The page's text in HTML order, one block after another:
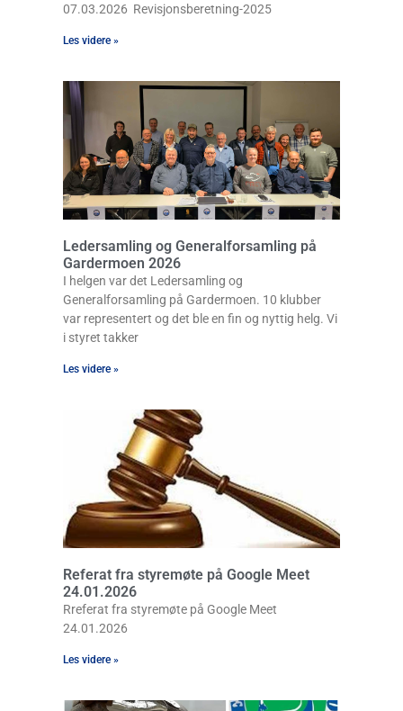
07.03.2026 Revisjonsberetning-2025
Les videre »
Ledersamling og Generalforsamling på
Gardermoen 2026
I helgen var det Ledersamling og
Generalforsamling på Gardermoen. 10 klubber
var representert og det ble en fin og nyttig helg. Vi
i styret takker
Les videre »
Referat fra styremøte på Google Meet
24.01.2026
Rreferat fra styremøte på Google Meet
24.01.2026
Les videre »